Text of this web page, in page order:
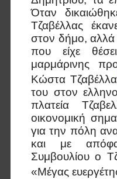
Όταν
Τζαβέλλας
στον δήμο, αλλά
που είχε
μαρμάρινης
Κώστα
του στον
πλατεία
οικονομική
για την πόλη
και με
Συμβουλίου ο
«Μέγας